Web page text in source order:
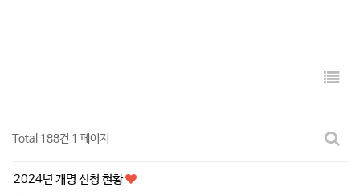
Total 188건 1 페이지
2024년 개명 신청 현황